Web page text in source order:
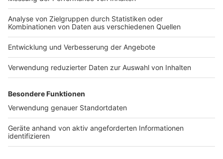
Nutzungsbedingungen
Jobs
Presse
Werben
Archiv
ANTENNE BAYERN GROUP
Stiftung ANTENNE BAYERN
hilft
Kontakt
Studio-Hotline
Verkehrs-Hotline